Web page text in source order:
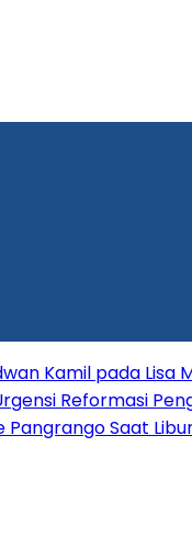
Kamil pada Lisa
Reformasi
Saat